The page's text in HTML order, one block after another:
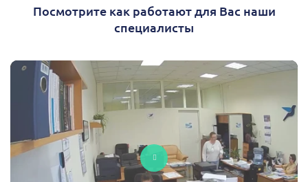
Посмотрите как работают для Вас наши
специалисты